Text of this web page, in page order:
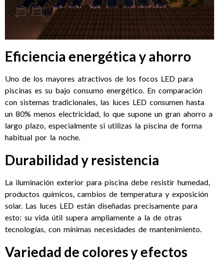
Eficiencia energética y ahorro
Uno de los mayores atractivos de los focos LED para
piscinas es su bajo consumo energético. En comparación
con sistemas tradicionales, las luces LED consumen hasta
un 80% menos electricidad, lo que supone un gran ahorro a
largo plazo, especialmente si utilizas la piscina de forma
habitual por la noche.
Durabilidad y resistencia
La iluminación exterior para piscina debe resistir humedad,
productos químicos, cambios de temperatura y exposición
solar. Las luces LED están diseñadas precisamente para
esto: su vida útil supera ampliamente a la de otras
tecnologías, con mínimas necesidades de mantenimiento.
Variedad de colores y efectos